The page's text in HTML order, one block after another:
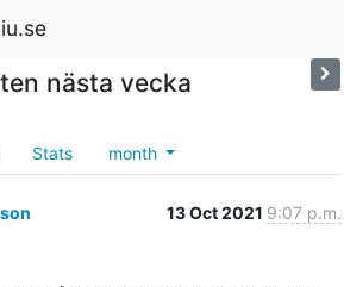
nästa vecka
Stats month
13 Oct 2021 9:07 p.m.